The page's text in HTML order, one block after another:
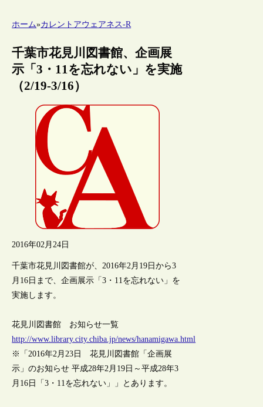
ホーム»カレントアウェアネス-R
千葉市花見川図書館、企画展
示「3・11を忘れない」を実施
（2/19-3/16）
2016年02月24日
千葉市花見川図書館が、2016年2月19日から3
月16日まで、企画展示「3・11を忘れない」を
実施します。
花見川図書館 お知らせ一覧
http://www.library.city.chiba.jp/news/hanamigawa.html
※「2016年2月23日 花見川図書館「企画展
示」のお知らせ 平成28年2月19日～平成28年3
月16日「3・11を忘れない」」とあります。